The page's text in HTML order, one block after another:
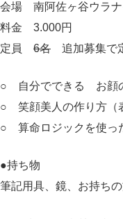
会場 南阿佐ヶ谷ウラナ
料金 3.000円
定員 6名 追加募集で
○ 自分でできる お顔
○ 笑顔美人の作り方（
○ 算命ロジックを使っ
●持ち物
筆記用具、鏡、お持ち